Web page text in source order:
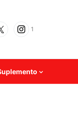
1